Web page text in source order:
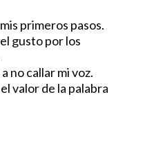
primeros pasos.
gusto por los
no callar mi voz.
valor de la palabra